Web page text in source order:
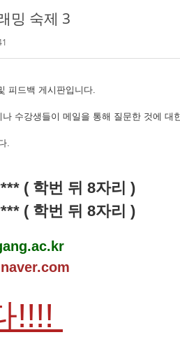
밍 숙제 3
피드백 게시판입니다.
수강생들이 메일을 통해 질문한 것에 대
.
( 학번 뒤 8자리 )
( 학번 뒤 8자리 )
!!!!